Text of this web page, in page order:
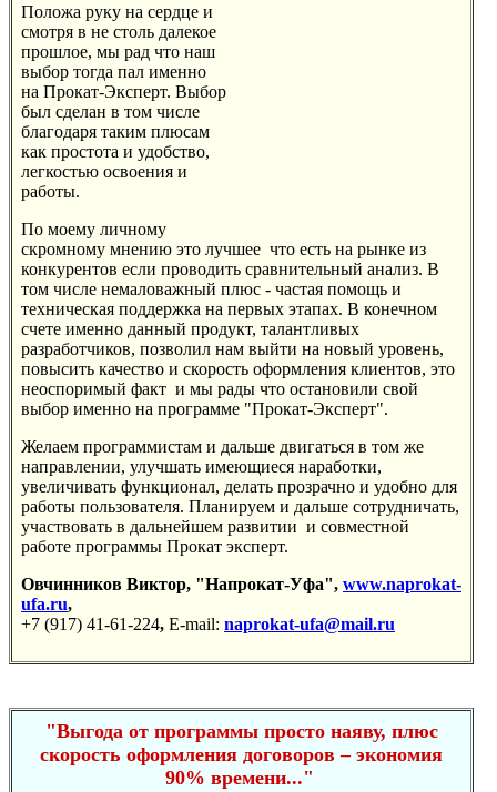
Положа руку на сердце и
смотря в не столь далекое
прошлое, мы рад что наш
выбор тогда пал именно
на Прокат-Эксперт. Выбор
был сделан в том числе
благодаря таким плюсам
как простота и удобство,
легкостью освоения и
работы.
По моему личному
скромному мнению это лучшее что есть на рынке из
конкурентов если проводить сравнительный анализ. В
том числе немаловажный плюс - частая помощь и
техническая поддержка на первых этапах. В конечном
счете именно данный продукт, талантливых
разработчиков, позволил нам выйти на новый уровень,
повысить качество и скорость оформления клиентов, это
неоспоримый факт и мы рады что остановили свой
выбор именно на программе "Прокат-Эксперт".
Желаем программистам и дальше двигаться в том же
направлении, улучшать имеющиеся наработки,
увеличивать функционал, делать прозрачно и удобно для
работы пользователя. Планируем и дальше сотрудничать,
участвовать в дальнейшем развитии и совместной
работе программы Прокат эксперт.
Овчинников Виктор, "Напрокат-Уфа", www.naprokat-
ufa.ru,
+7 (917) 41-61-224, E-mail: naprokat-ufa@mail.ru
"Выгода от программы просто наяву, плюс
скорость оформления договоров – экономия
90% времени..."